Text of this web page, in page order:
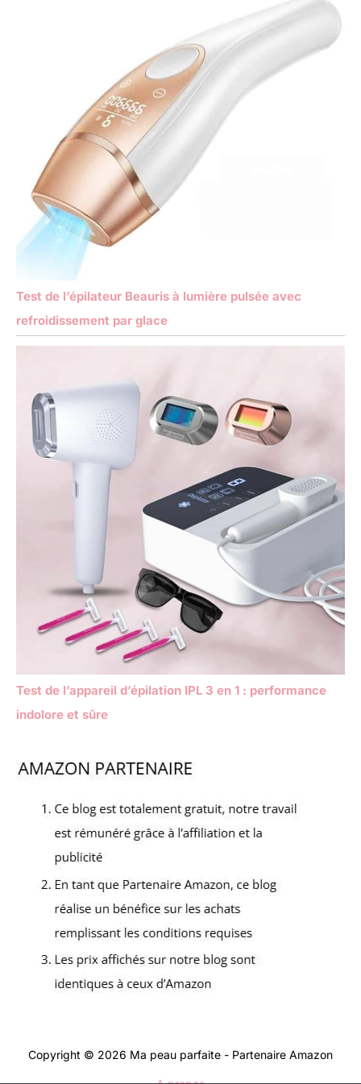
Test de l’épilateur Beauris à lumière pulsée avec
refroidissement par glace
Test de l’appareil d’épilation IPL 3 en 1 : performance
indolore et sûre
Copyright © 2026 Ma peau parfaite - Partenaire Amazon